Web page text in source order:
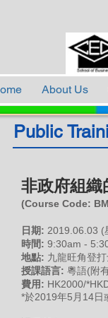
About Us
Public
非政府組織
(Course Code: BM
日期: 2019.06.03 (
時間: 9:30am -
地點: 九龍旺角登
授課語言: 粵語(附
費用: HK2000/
*於2019年5月14日